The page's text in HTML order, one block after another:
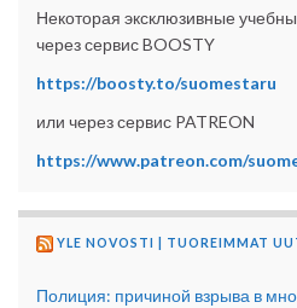
Некоторая эксклюзивные
через сервис BOOSTY
https://boosty.to/suomestaru
или через сервис PATREON
https://www.patreon.com/
YLE NOVOSTI | TUOREIMMAT
Полиция: причиной взрыва в